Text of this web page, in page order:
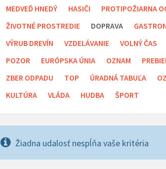
MEDVEĎ HNEDÝ
HASIČI PROTIPOŽIARNA
ŽIVOTNÉ PROSTREDIE
DOPRAVA
VÝRUB DREVÍN
VZDELÁVANIE VOLNÝ ČAS
POZOR
EURÓPSKA ÚNIA OZNAM
ZBER ODPADU
TOP ÚRADNÁ TABUĽA
KULTÚRA
VLÁDA HUDBA ŠPORT
Žiadna udalosť nespĺňa vaše kritéria